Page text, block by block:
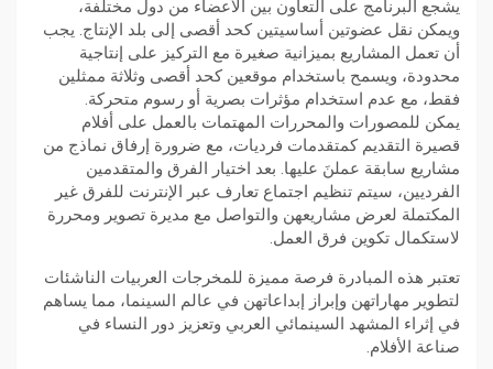
يشجع البرنامج على التعاون بين الأعضاء من دول مختلفة،
ويمكن نقل عضوتين أساسيتين كحد أقصى إلى بلد الإنتاج. يجب
أن تعمل المشاريع بميزانية صغيرة مع التركيز على إنتاجية
محدودة، ويسمح باستخدام موقعين كحد أقصى وثلاثة ممثلين
فقط، مع عدم استخدام مؤثرات بصرية أو رسوم متحركة.
يمكن للمصورات والمحررات المهتمات بالعمل على أفلام
قصيرة التقديم كمتقدمات فرديات، مع ضرورة إرفاق نماذج من
مشاريع سابقة عملنَ عليها. بعد اختيار الفرق والمتقدمين
الفرديين، سيتم تنظيم اجتماع تعارف عبر الإنترنت للفرق غير
المكتملة لعرض مشاريعهن والتواصل مع مديرة تصوير ومحررة
لاستكمال تكوين فرق العمل.
تعتبر هذه المبادرة فرصة مميزة للمخرجات العربيات الناشئات
لتطوير مهاراتهن وإبراز إبداعاتهن في عالم السينما، مما يساهم
في إثراء المشهد السينمائي العربي وتعزيز دور النساء في
صناعة الأفلام.